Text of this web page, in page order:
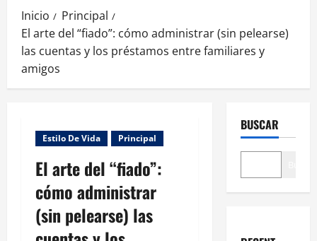
Inicio
Principal
El arte del “fiado”: cómo administrar (sin pelearse)
las cuentas y los préstamos entre familiares y
amigos
Estilo De Vida Principal
El arte del “fiado”:
cómo administrar
(sin pelearse) las
BUSCAR